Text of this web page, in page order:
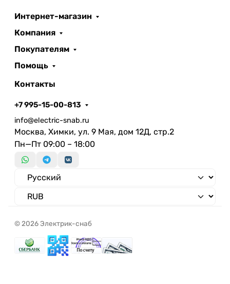
Интернет-магазин
Компания
Покупателям
Помощь
Контакты
+7 995-15-00-813
info@electric-snab.ru
Москва, Химки, ул. 9 Мая, дом 12Д, стр.2
Пн—Пт 09:00 – 18:00
© 2026 Электрик-снаб